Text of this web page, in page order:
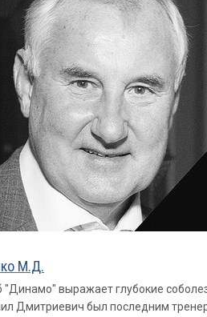
М.Д.
"Динамо" выражает глубокие
Дмитриевич был последним